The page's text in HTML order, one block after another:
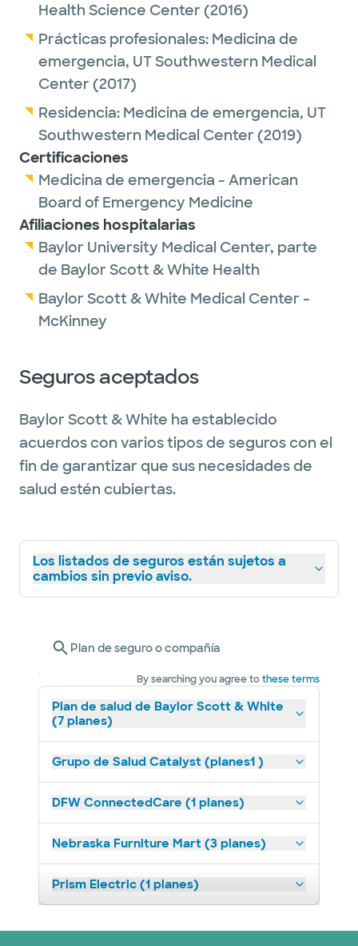
Health Science Center (2016)
Prácticas profesionales: Medicina de
emergencia, UT Southwestern Medical
Center (2017)
Residencia: Medicina de emergencia, UT
Southwestern Medical Center (2019)
Certificaciones
Medicina de emergencia - American
Board of Emergency Medicine
Afiliaciones hospitalarias
Baylor University Medical Center, parte
de Baylor Scott & White Health
Baylor Scott & White Medical Center -
McKinney
Seguros aceptados
Baylor Scott & White ha establecido
acuerdos con varios tipos de seguros con el
fin de garantizar que sus necesidades de
salud estén cubiertas.
Los listados de seguros están sujetos a
cambios sin previo aviso.
Plan de seguro o compañía
By searching you agree tothese terms
Plan de salud de Baylor Scott & White
(7 planes)
Grupo de Salud Catalyst (planes1 )
DFW ConnectedCare (1 planes)
Nebraska Furniture Mart (3 planes)
Prism Electric (1 planes)